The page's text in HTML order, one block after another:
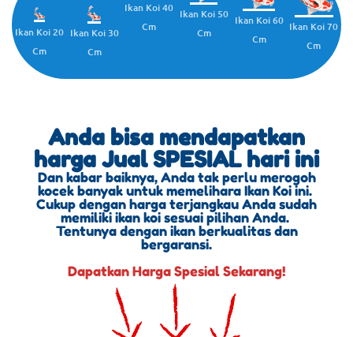
Ikan Koi 20
Cm
Ikan Koi 30
Cm
Ikan Koi 40
Cm
Ikan Koi 50
Cm
Ikan Koi 60
Cm
Ikan Koi 70
Cm
Anda bisa mendapatkan
harga Jual SPESIAL hari ini
Dan kabar baiknya, Anda tak perlu merogoh
kocek banyak untuk memelihara Ikan Koi ini.
Cukup dengan harga terjangkau Anda sudah
memiliki ikan koi sesuai pilihan Anda.
Tentunya dengan ikan berkualitas dan
bergaransi.
Dapatkan Harga Spesial Sekarang!